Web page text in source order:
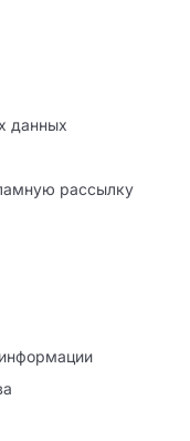
данных
рассылку